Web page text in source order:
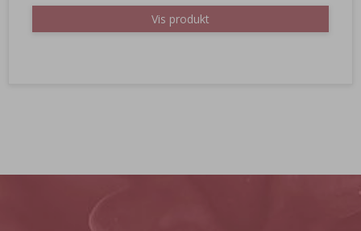
Vis produkt